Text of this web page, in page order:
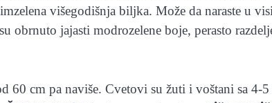
višegodišnja biljka. Može da naraste u
jajasti modrozelene boje, perasto
60 cm pa naviše. Cvetovi su žuti i voštani sa 4-5